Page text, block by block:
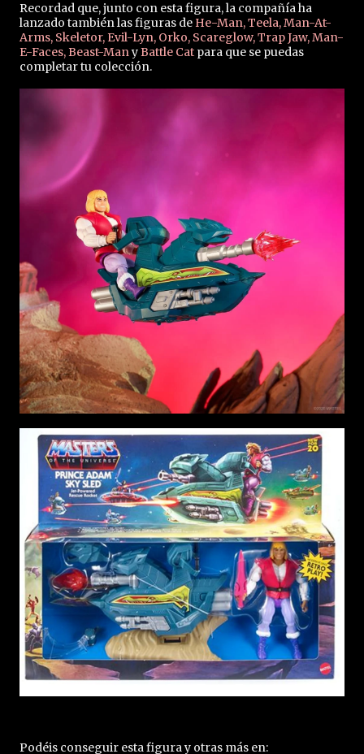
Recordad que, junto con esta figura, la compañía ha
lanzado también las figuras de He-Man, Teela, Man-At-
Arms, Skeletor, Evil-Lyn, Orko, Scareglow, Trap Jaw, Man-
E-Faces, Beast-ManyBattle Cat para que se puedas
completar tu colección.
Podéis conseguir esta figura y otras más en: